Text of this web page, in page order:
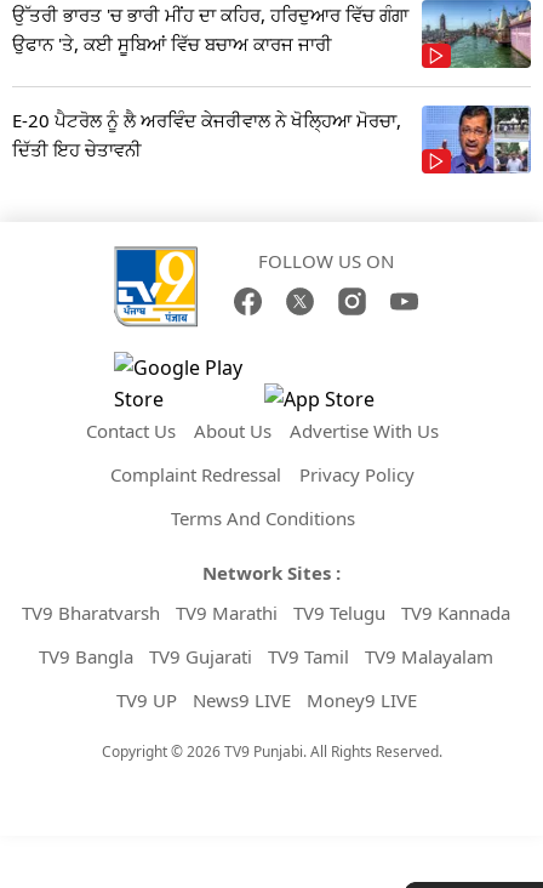
ਉੱਤਰੀ ਭਾਰਤ 'ਚ ਭਾਰੀ ਮੀਂਹ ਦਾ ਕਹਿਰ, ਹਰਿਦੁਆਰ ਵਿੱਚ ਗੰਗਾ
ਉਫਾਨ 'ਤੇ, ਕਈ ਸੂਬਿਆਂ ਵਿੱਚ ਬਚਾਅ ਕਾਰਜ ਜਾਰੀ
E-20 ਪੈਟਰੋਲ ਨੂੰ ਲੈ ਅਰਵਿੰਦ ਕੇਜਰੀਵਾਲ ਨੇ ਖੋਲ੍ਹਿਆ ਮੋਰਚਾ,
ਦਿੱਤੀ ਇਹ ਚੇਤਾਵਨੀ
FOLLOW US ON
Contact Us About Us
Advertise With Us
Complaint Redressal
Privacy Policy
Terms And Conditions
Network Sites :
TV9 Bharatvarsh
TV9 Marathi TV9 Telugu
TV9 Kannada
TV9 Bangla
TV9 Gujarati TV9 Tamil
TV9 Malayalam
TV9 UP
News9 LIVE Money9 LIVE
Copyright © 2026 TV9 Punjabi. All Rights Reserved.